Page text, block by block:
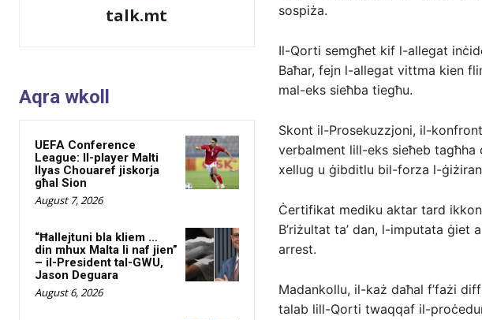
talk.mt
Aqra wkoll
UEFA Conference
League: Il-player Malti
Ilyas Chouaref jiskorja
għal Sion
August 7, 2026
“Ħallejtuni bla kliem …
din mhux Malta li naf jien”
– il-President tal-GWU,
Jason Deguara
August 6, 2026
sospiża.
Il-Qorti semgħet kif l-allegat
Baħar, fejn l-allegat vittma kien
mal-eks sieħba tiegħu.
Skont il-Prosekuzzjoni, il-
verbalment lill-eks sieħeb
xellug u ġibditlu bil-forza l-
Ċertifikat mediku aktar tard
B’riżultat ta’ dan, l-imputata
arrest.
Madankollu, il-każ daħal f’fażi
talab lill-Qorti twaqqaf il-